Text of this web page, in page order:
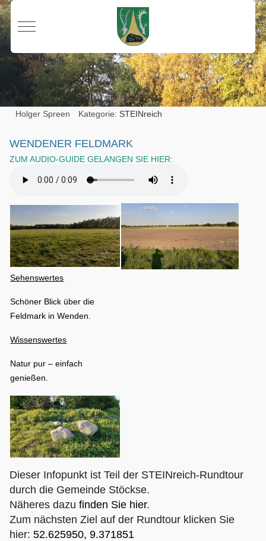
Mobile Menu Toggle
Holger Spreen Kategorie:STEINreich
WENDENER FELDMARK
ZUM AUDIO-GUIDE GELANGEN SIE HIER:
Sehenswertes
Schöner Blick über die
Feldmark in Wenden.
Wissenswertes
Natur pur – einfach
genießen.
Dieser Infopunkt ist Teil der STEINreich-Rundtour
durch die Gemeinde Stöckse.
Näheres dazufinden Sie hier.
Zum nächsten Ziel auf der Rundtour klicken Sie
hier:52.625950, 9.371851